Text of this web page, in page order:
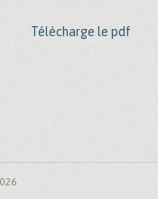
Télécharge le pdf